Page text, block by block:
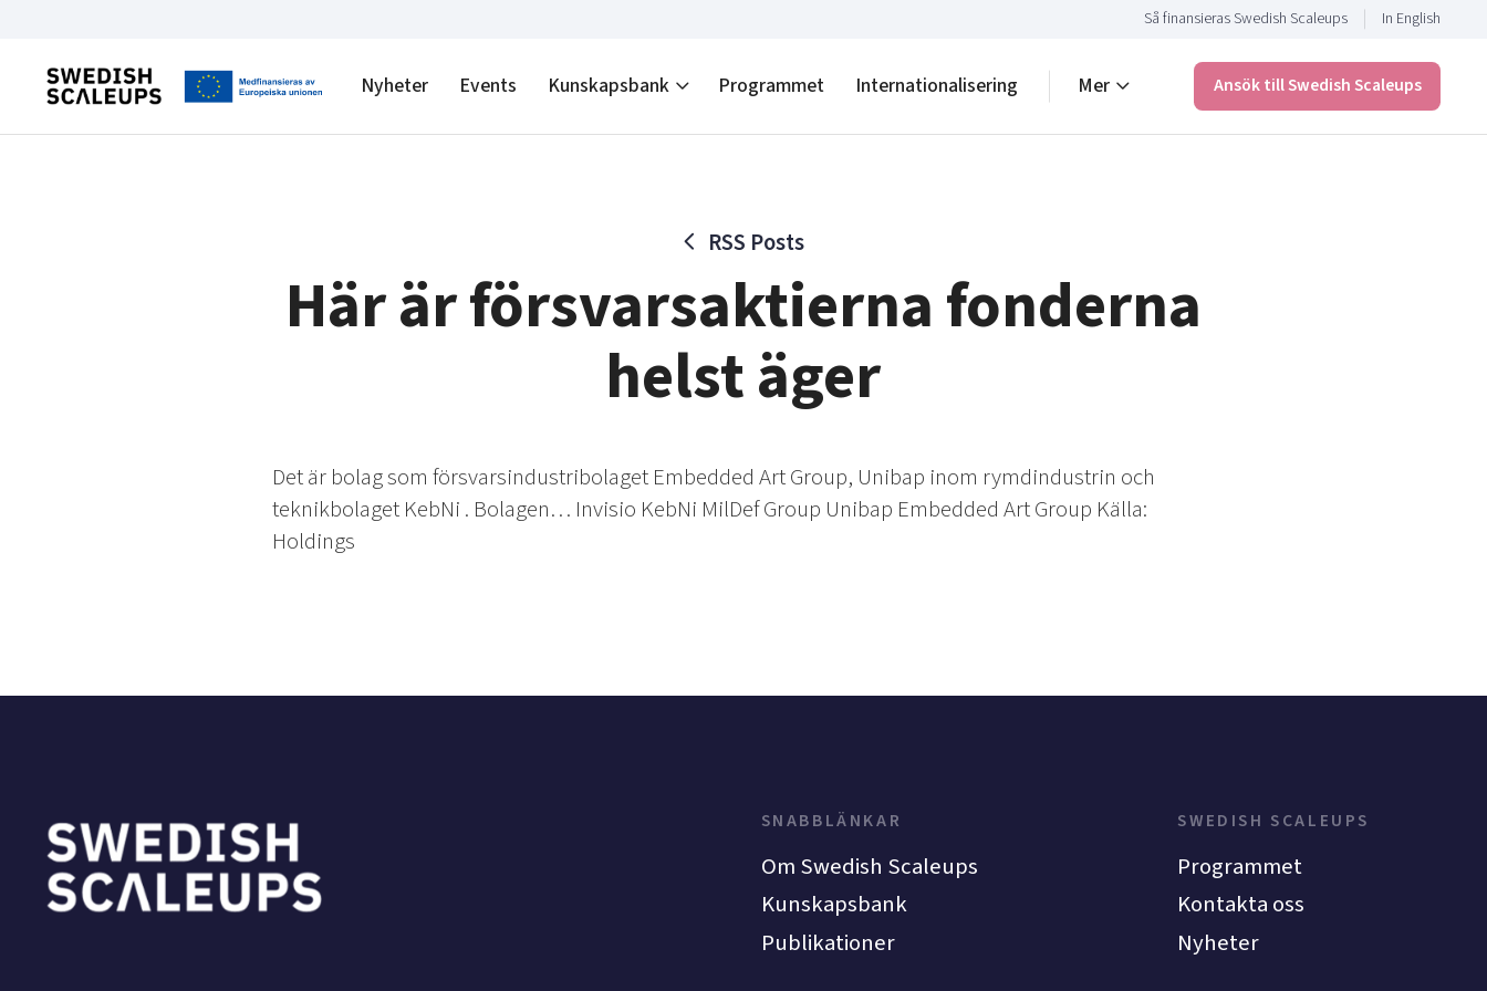
Så finansieras Swedish Scaleups In English
Nyheter Events Kunskapsbank Programmet Internationalisering Mer Ansök till Swedish Scaleups
RSS Posts
Här är försvarsaktierna fonderna
helst äger
Det är bolag som försvarsindustribolaget Embedded Art Group, Unibap inom rymdindustrin och
teknikbolaget KebNi . Bolagen… Invisio KebNi MilDef Group Unibap Embedded Art Group Källa:
Holdings
SNABBLÄNKAR
Om Swedish Scaleups
Kunskapsbank
Publikationer
SWEDISH SCALEUPS
Programmet
Kontakta oss
Nyheter